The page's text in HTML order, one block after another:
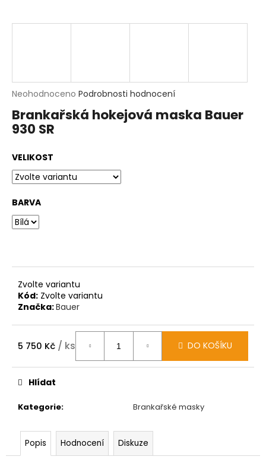
Průměrné
produktu
je
5
hvězdiček.
Neohodnoceno Podrobnosti hodnocení
Brankařská hokejová maska Bauer
930 SR
VELIKOST
BARVA
Zvolte variantu
Kód: Zvolte variantu
Značka:Bauer
5 750 Kč / ks
cena:
DO KOŠÍKU
Kategorie: Brankařské masky
Hlídat
Popis Hodnocení Diskuze
D
o
p
o
r
č
u
e
m
e